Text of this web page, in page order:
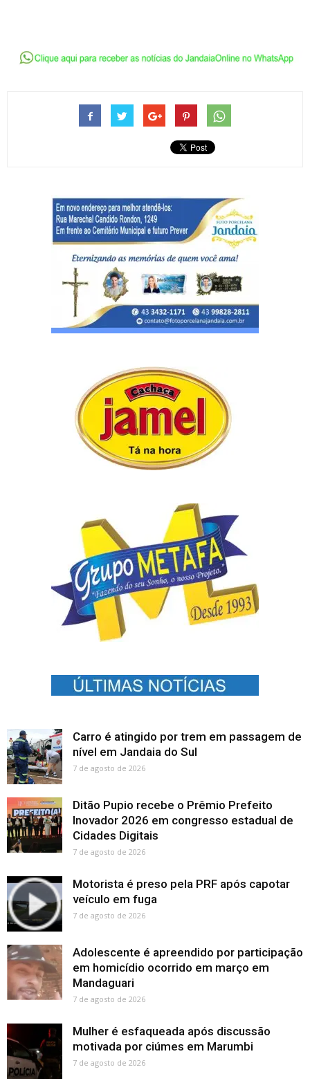
Carro é atingido por trem em passagem de
nível em Jandaia do Sul
7 de agosto de 2026
Ditão Pupio recebe o Prêmio Prefeito
Inovador 2026 em congresso estadual de
Cidades Digitais
7 de agosto de 2026
Motorista é preso pela PRF após capotar
veículo em fuga
7 de agosto de 2026
Adolescente é apreendido por participação
em homicídio ocorrido em março em
Mandaguari
7 de agosto de 2026
Mulher é esfaqueada após discussão
motivada por ciúmes em Marumbi
7 de agosto de 2026